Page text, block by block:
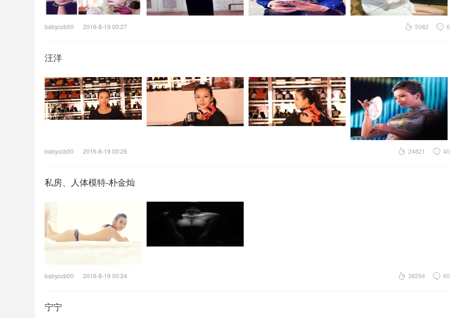
babyccb00 2016-8-19 00:27 5082 6
汪洋
babyccb00 2016-8-19 00:26 24821 40
私房、人体模特-朴金灿
babyccb00 2016-8-19 00:24 38294 60
宁宁